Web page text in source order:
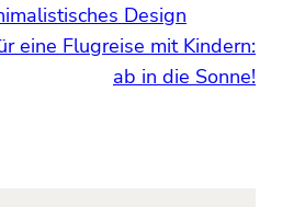
Design
eine Flugreise mit Kindern:
ab in die Sonne!